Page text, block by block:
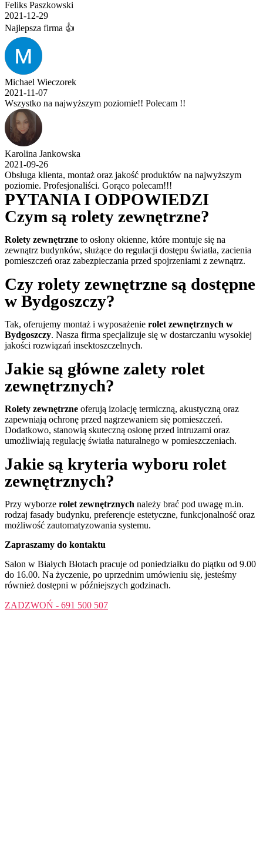
Feliks Paszkowski
2021-12-29
Najlepsza firma 👍
Michael Wieczorek
2021-11-07
Wszystko na najwyższym poziomie!! Polecam !!
Karolina Jankowska
2021-09-26
Obsługa klienta, montaż oraz jakość produktów na najwyższym
poziomie. Profesjonaliści. Gorąco polecam!!!
PYTANIA I ODPOWIEDZI
Czym są rolety zewnętrzne?
Rolety zewnętrzne to osłony okienne, które montuje się na
zewnątrz budynków, służące do regulacji dostępu światła, zacienia
pomieszczeń oraz zabezpieczania przed spojrzeniami z zewnątrz.
Czy rolety zewnętrzne są dostępne
w Bydgoszczy?
Tak, oferujemy montaż i wyposażenie rolet zewnętrznych w
Bydgoszczy. Nasza firma specjalizuje się w dostarczaniu wysokiej
jakości rozwiązań insektoszczelnych.
Jakie są główne zalety rolet
zewnętrznych?
Rolety zewnętrzne oferują izolację termiczną, akustyczną oraz
zapewniają ochronę przed nagrzewaniem się pomieszczeń.
Dodatkowo, stanowią skuteczną osłonę przed intruzami oraz
umożliwiają regulację światła naturalnego w pomieszczeniach.
Jakie są kryteria wyboru rolet
zewnętrznych?
Przy wyborze rolet zewnętrznych należy brać pod uwagę m.in.
rodzaj fasady budynku, preferencje estetyczne, funkcjonalność oraz
możliwość zautomatyzowania systemu.
Zapraszamy do kontaktu​
Salon w Białych Błotach pracuje od poniedziałku do piątku od 9.00
do 16.00. Na życzenie, po uprzednim umówieniu się, jesteśmy
również dostępni w późniejszych godzinach.
ZADZWOŃ - 691 500 507